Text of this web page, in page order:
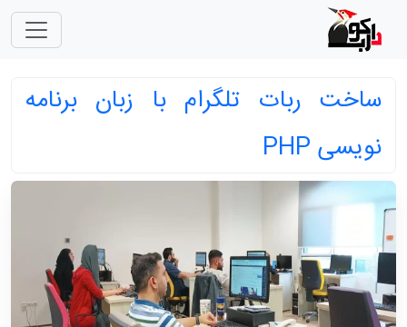
ساخت ربات تلگرام با زبان برنامه
نویسی PHP